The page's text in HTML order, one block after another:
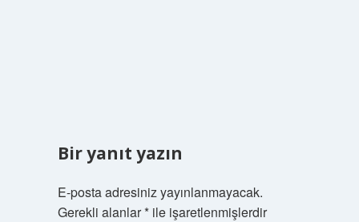
Bir yanıt yazın
E-posta adresiniz yayınlanmayacak.
Gerekli alanlar*ile işaretlenmişlerdir